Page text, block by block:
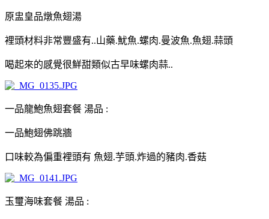
原盅皇品燉魚翅湯
裡頭材料非常豐盛有..山藥.魷魚.螺肉.曼波魚.魚翅.蒜頭
喝起來的感覺很鮮甜類似古早味螺肉蒜..
一品龍鮑魚翅套餐 湯品 :
一品鮑翅佛跳牆
口味較為偏重裡頭有 魚翅.芋頭.炸過的豬肉.香菇
玉璽海味套餐 湯品 :